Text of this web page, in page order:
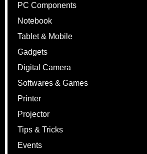
PC Components
Notebook
Tablet & Mobile
Gadgets
Digital Camera
Softwares & Games
Printer
Projector
Tips & Tricks
Events